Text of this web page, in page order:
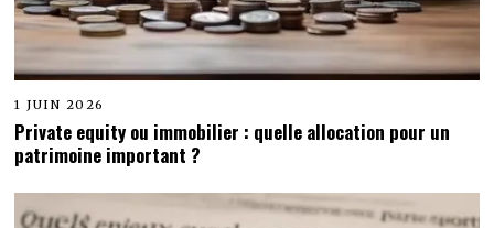
1 JUIN 2026
Private equity ou immobilier : quelle allocation pour un
patrimoine important ?